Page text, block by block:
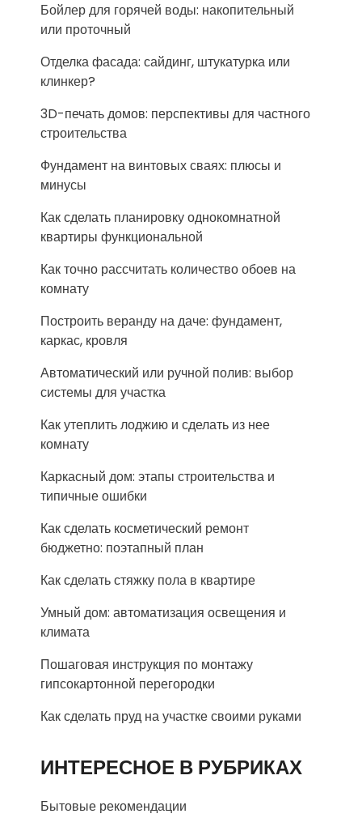
Бойлер для горячей воды: накопительный
или проточный
Отделка фасада: сайдинг, штукатурка или
клинкер?
3D-печать домов: перспективы для частного
строительства
Фундамент на винтовых сваях: плюсы и
минусы
Как сделать планировку однокомнатной
квартиры функциональной
Как точно рассчитать количество обоев на
комнату
Построить веранду на даче: фундамент,
каркас, кровля
Автоматический или ручной полив: выбор
системы для участка
Как утеплить лоджию и сделать из нее
комнату
Каркасный дом: этапы строительства и
типичные ошибки
Как сделать косметический ремонт
бюджетно: поэтапный план
Как сделать стяжку пола в квартире
Умный дом: автоматизация освещения и
климата
Пошаговая инструкция по монтажу
гипсокартонной перегородки
Как сделать пруд на участке своими руками
ИНТЕРЕСНОЕ В РУБРИКАХ
Бытовые рекомендации